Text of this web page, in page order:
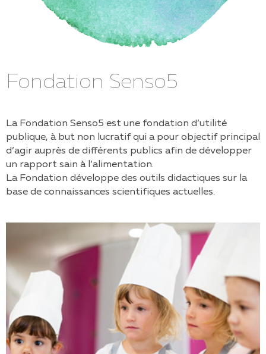
visibilité pour UMAMI!
Fondation Senso5
La Fondation Senso5 est une fondation d’utilité
publique, à but non lucratif qui a pour objectif principal
d’agir auprès de différents publics afin de développer
un rapport sain à l’alimentation.
La Fondation développe des outils didactiques sur la
base de connaissances scientifiques actuelles.